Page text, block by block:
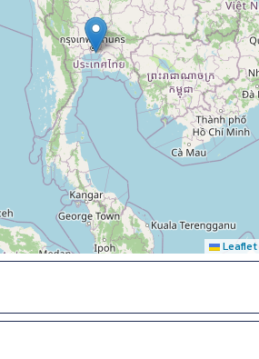
Leaflet